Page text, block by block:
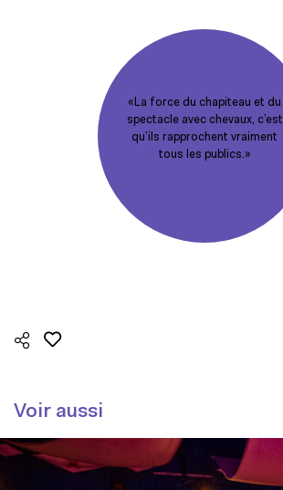
«La force du chapiteau et du
spectacle avec chevaux, c’est
qu’ils rapprochent vraiment
tous les publics.»
Voir aussi